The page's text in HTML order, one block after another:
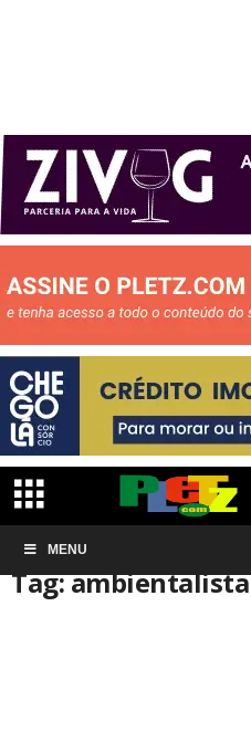
MENU
Início Tags
Tag: ambientalista